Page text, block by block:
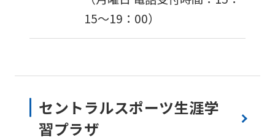
15〜19：00）
セントラルスポーツ生涯学
習プラザ
Central
Sports
website
is
automatically